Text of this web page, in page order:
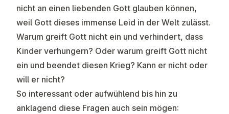
nicht an einen liebenden Gott glauben können,
weil Gott dieses immense Leid in der Welt zulässt.
Warum greift Gott nicht ein und verhindert, dass
Kinder verhungern? Oder warum greift Gott nicht
ein und beendet diesen Krieg? Kann er nicht oder
will er nicht?
So interessant oder aufwühlend bis hin zu
anklagend diese Fragen auch sein mögen: